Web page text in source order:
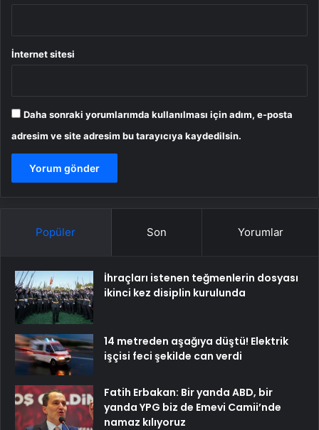
İnternet sitesi
Daha sonraki yorumlarımda kullanılması için adım, e-posta
adresim ve site adresim bu tarayıcıya kaydedilsin.
Popüler Son Yorumlar
İhraçları istenen teğmenlerin dosyası
ikinci kez disiplin kurulunda
14 metreden aşağıya düştü! Elektrik
işçisi feci şekilde can verdi
Fatih Erbakan: Bir yanda ABD, bir
yanda YPG biz de Emevi Camii’nde
namaz kılıyoruz